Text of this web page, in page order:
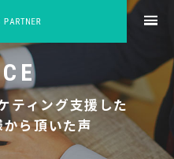
ティング支援した
ら頂いた声